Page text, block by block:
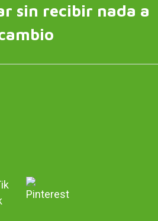
sin recibir nada a